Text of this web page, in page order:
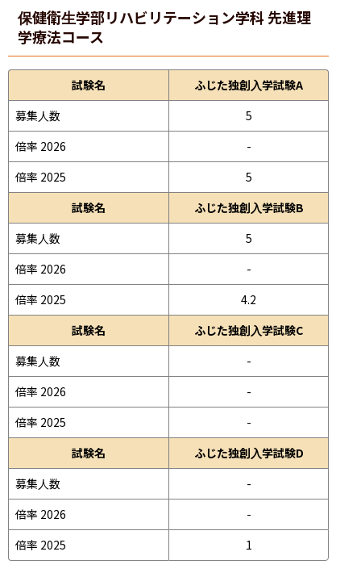
保健衛生学部リハビリテーション学科 先進理
学療法コース
試験名
ふじた独創入学試験A
募集人数
5
倍率 2026
-
倍率 2025
5
試験名
ふじた独創入学試験B
募集人数
5
倍率 2026
-
倍率 2025
4.2
試験名
ふじた独創入学試験C
募集人数
-
倍率 2026
-
倍率 2025
-
試験名
ふじた独創入学試験D
募集人数
-
倍率 2026
-
倍率 2025
1